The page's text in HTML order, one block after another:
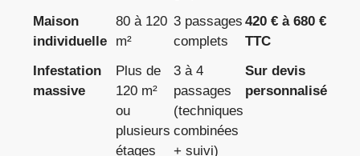
Maison
individuelle
80 à 120
m²
3 passages
complets
420 € à 680 €
TTC
Infestation
massive
Plus de
120 m²
ou
plusieurs
étages
3 à 4
passages
(techniques
combinées
+ suivi)
Sur devis
personnalisé